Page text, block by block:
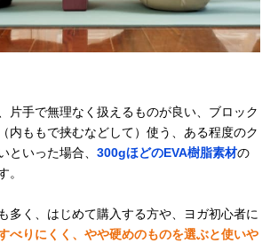
片手で無理なく扱えるものが良い、ブロック
内ももで挟むなどして）使う、ある程度のク
といった場合、 300gほどのEVA樹脂素材の
。
多く、はじめて購入する方や、ヨガ初心者に
べりにくく、やや硬めのものを選ぶと使いや